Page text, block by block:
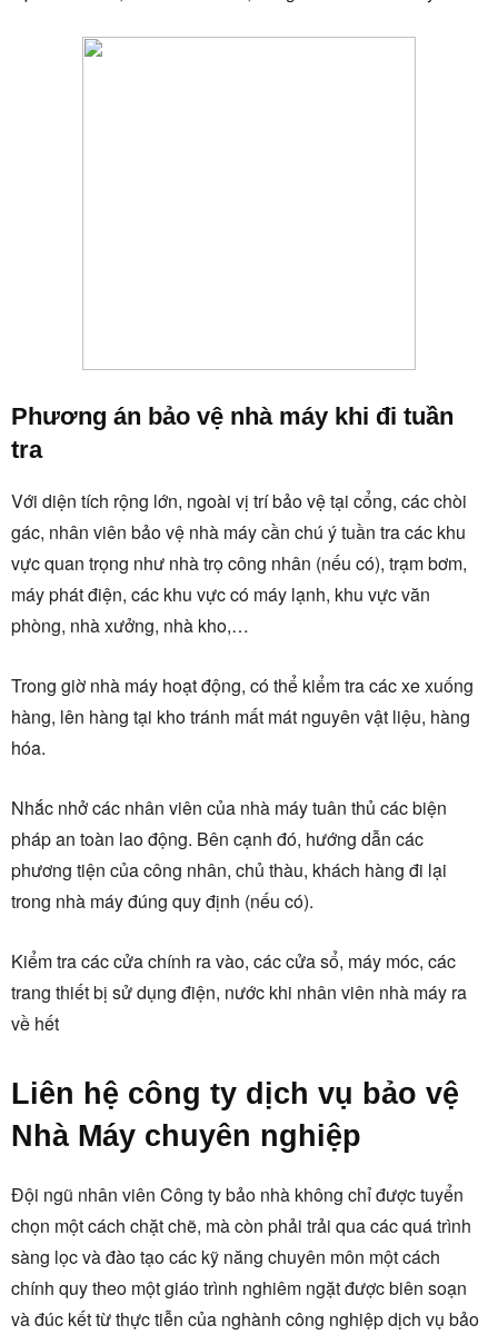
Phương án bảo vệ nhà máy khi đi tuần
tra
Với diện tích rộng lớn, ngoài vị trí bảo vệ tại cổng, các chòi
gác, nhân viên bảo vệ nhà máy cần chú ý tuần tra các khu
vực quan trọng như nhà trọ công nhân (nếu có), trạm bơm,
máy phát điện, các khu vực có máy lạnh, khu vực văn
phòng, nhà xưởng, nhà kho,…
Trong giờ nhà máy hoạt động, có thể kiểm tra các xe xuống
hàng, lên hàng tại kho tránh mất mát nguyên vật liệu, hàng
hóa.
Nhắc nhở các nhân viên của nhà máy tuân thủ các biện
pháp an toàn lao động. Bên cạnh đó, hướng dẫn các
phương tiện của công nhân, chủ thàu, khách hàng đi lại
trong nhà máy đúng quy định (nếu có).
Kiểm tra các cửa chính ra vào, các cửa sổ, máy móc, các
trang thiết bị sử dụng điện, nước khi nhân viên nhà máy ra
về hết
Liên hệ công ty dịch vụ bảo vệ
Nhà Máy chuyên nghiệp
Đội ngũ nhân viên Công ty bảo nhà không chỉ được tuyển
chọn một cách chặt chẽ, mà còn phải trải qua các quá trình
sàng lọc và đào tạo các kỹ năng chuyên môn một cách
chính quy theo một giáo trình nghiêm ngặt được biên soạn
và đúc kết từ thực tiễn của nghành công nghiệp dịch vụ bảo